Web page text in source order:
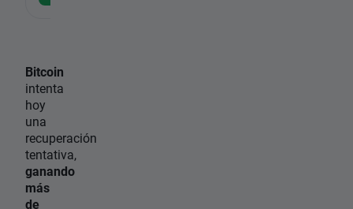
Bitcoin
intenta
hoy
una
recuperación
tentativa,
ganando
más
de